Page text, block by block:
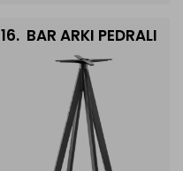
16. BAR ARKI PEDRALI